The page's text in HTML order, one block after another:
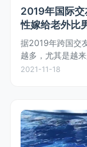
2019年国际
性嫁给老外比
据2019年跨国交
越多，尤其是越
2021-11-18